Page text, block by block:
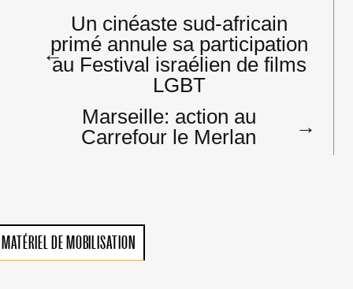
Navigation
l’article
←
Un cinéaste sud-africain
primé annule sa participation
au Festival israélien de films
LGBT
Marseille: action au
Carrefour le Merlan
→
MATÉRIEL DE MOBILISATION